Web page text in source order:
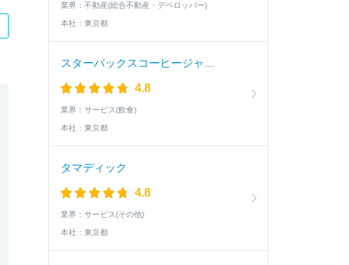
業界： 不動産(総合不動産・デベロッパー)
本社： 東京都
4.8
業界： サービス(飲食)
本社： 東京都
タマディック
4.8
業界： サービス(その他)
本社： 東京都